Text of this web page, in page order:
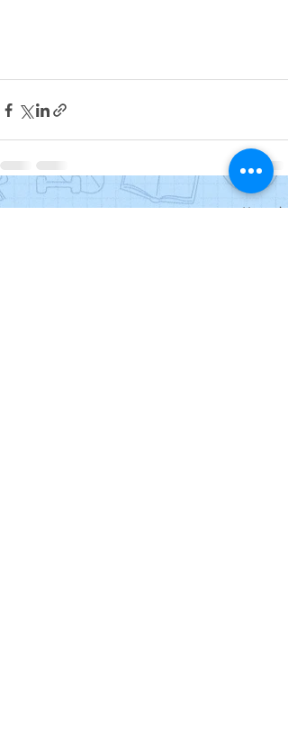
Posts recentes Ver tudo